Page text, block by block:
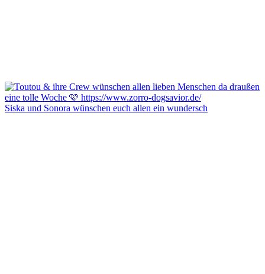
Siska und Sonora wünschen euch allen ein wundersch